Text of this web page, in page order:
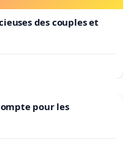
des couples et
pour les